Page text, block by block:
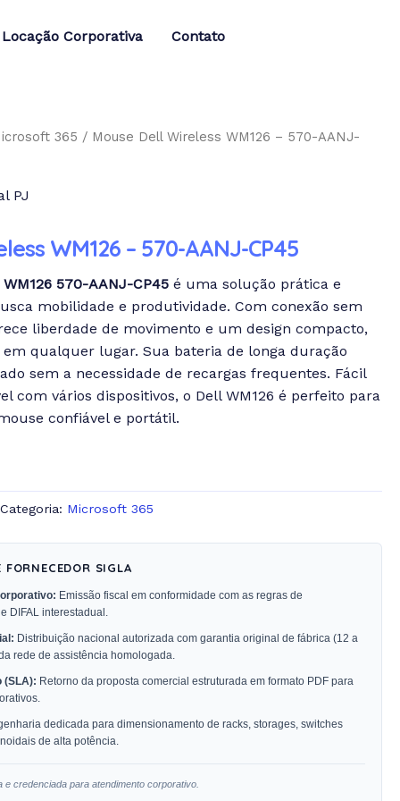
Locação Corporativa Contato
365 / Mouse Dell Wireless WM126 – 570-AANJ-
PJ
WM126 – 570-AANJ-CP45
570-AANJ-CP45 é uma solução prática e
mobilidade e produtividade. Com conexão sem
liberdade de movimento e um design compacto,
qualquer lugar. Sua bateria de longa duração
sem a necessidade de recargas frequentes. Fácil
com vários dispositivos, o Dell WM126 é perfeito para
confiável e portátil.
Categoria: Microsoft 365
SIGLA
Emissão fiscal em conformidade com as regras de
DIFAL interestadual.
Distribuição nacional autorizada com garantia original de fábrica (12 a
rede de assistência homologada.
(SLA): Retorno da proposta comercial estruturada em formato PDF para
dedicada para dimensionamento de racks, storages, switches
de alta potência.
e credenciada para atendimento corporativo.